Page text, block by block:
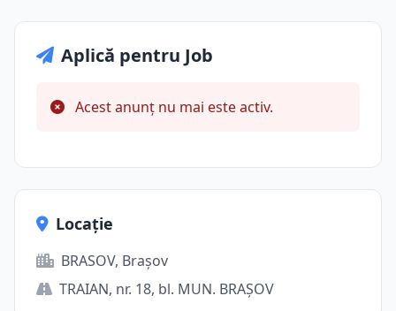
Aplică pentru Job
Acest anunț nu mai este activ.
Locație
BRASOV, Brașov
TRAIAN, nr. 18, bl. MUN. BRAŞOV